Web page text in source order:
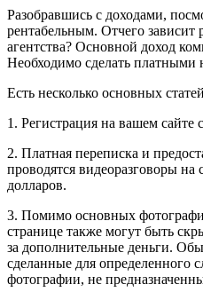
Разобравшись с доходами,
рентабельным. Отчего зависит
агентства? Основной доход
Необходимо сделать платными
Есть несколько основных
1. Регистрация на вашем сайте
2. Платная переписка и
проводятся видеоразговоры на
долларов.
3. Помимо основных
странице также могут быть
за дополнительные деньги.
сделанные для определенного
фотографии, не